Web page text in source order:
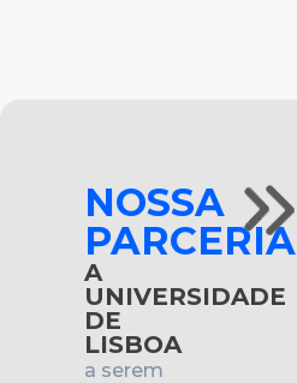
NOSSA
PARCERIA
A
UNIVERSIDADE
DE
LISBOA
a serem